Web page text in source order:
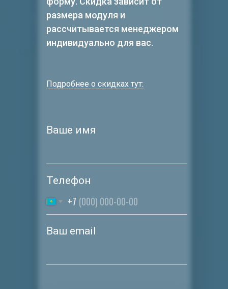
размера модуля и
рассчитывается менеджером
индивидуально для вас.
Ваше имя
Телефон
+7
Ваш email
Подробнее о скидках тут: